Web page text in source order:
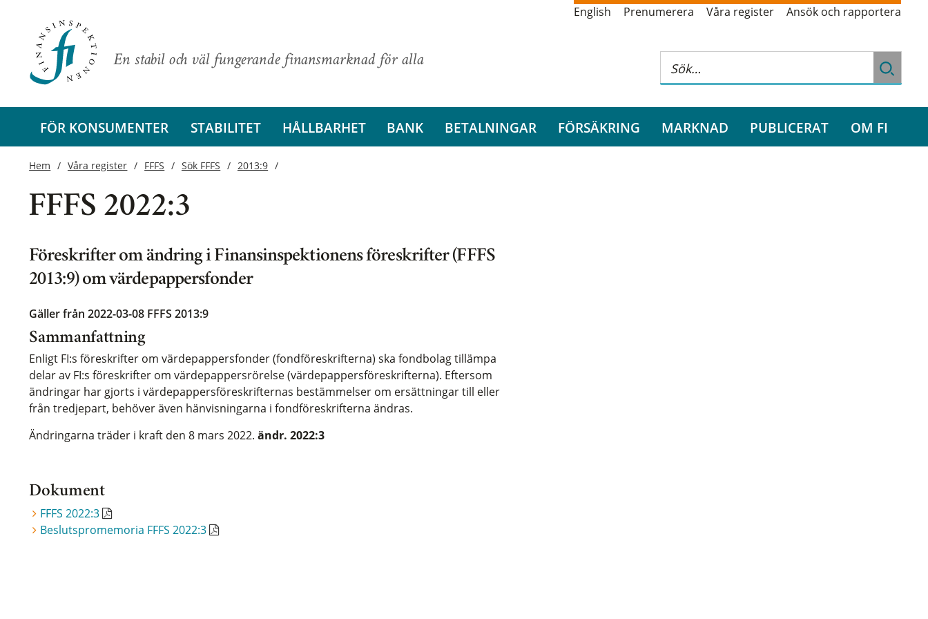
En stabil och väl fungerande finansmarknad för alla
English Prenumerera Våra register Ansök och rapportera
FÖR KONSUMENTER STABILITET HÅLLBARHET BANK BETALNINGAR FÖRSÄKRING MARKNAD PUBLICERAT OM FI
Hem Våra register FFFS Sök FFFS 2013:9
FFFS 2022:3
Föreskrifter om ändring i Finansinspektionens föreskrifter (FFFS
2013:9) om värdepappersfonder
Gäller från 2022-03-08 FFFS 2013:9
Sammanfattning
Enligt FI:s föreskrifter om värdepappersfonder (fondföreskrifterna) ska fondbolag tillämpa
delar av FI:s föreskrifter om värdepappersrörelse (värdepappersföreskrifterna). Eftersom
ändringar har gjorts i värdepappersföreskrifternas bestämmelser om ersättningar till eller
från tredjepart, behöver även hänvisningarna i fondföreskrifterna ändras.
Ändringarna träder i kraft den 8 mars 2022.ändr. 2022:3
Dokument
FFFS 2022:3
Beslutspromemoria FFFS 2022:3